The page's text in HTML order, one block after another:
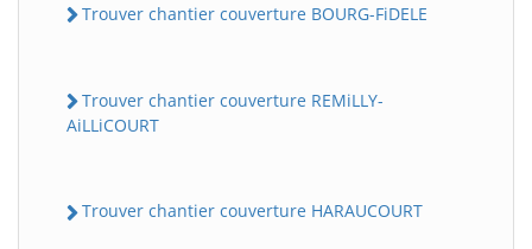
Trouver chantier couverture BOURG-FiDELE
Trouver chantier couverture REMiLLY-
AiLLiCOURT
Trouver chantier couverture HARAUCOURT